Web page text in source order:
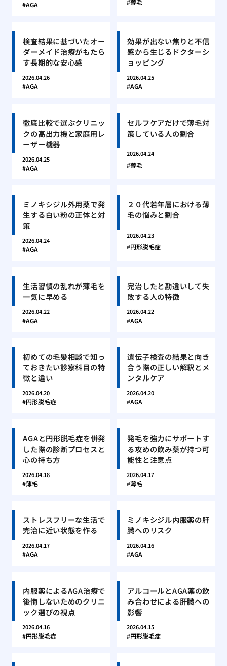
AGA 薄毛
検査結果に基づいたオー
ダーメイド治療がもたら
す長期的な安心感
2026.04.26
AGA
効果が出ない焦りと不信
感から生じるドクターシ
ョッピング
2026.04.25
AGA
徹底比較で選ぶクリニッ
クの高出力機と家庭用レ
ーザー機器
2026.04.25
AGA
セルフケアだけで薄毛対
策している人の割合
2026.04.24
薄毛
ミノキシジル外用薬で発
生する白い粉の正体と対
策
2026.04.24
AGA
２０代若年層における薄
毛の悩みと割合
2026.04.23
円形脱毛症
生活習慣の乱れが薄毛を
一気に早める
2026.04.22
AGA
完治したと勘違いして失
敗する人の特徴
2026.04.22
AGA
初めての毛髪相談で知っ
ておきたい診察科目の特
徴と違い
2026.04.20
円形脱毛症
遺伝子検査の結果と向き
合う際の正しい解釈とメ
ンタルケア
2026.04.20
AGA
AGAと円形脱毛症を併発
した際の診断プロセスと
心の持ち方
2026.04.18
薄毛
発毛を強力にサポートす
る攻めの飲み薬が持つ可
能性と注意点
2026.04.17
薄毛
ストレスフリーな生活で
完治に近い状態を作る
2026.04.17
AGA
ミノキシジル内服薬の肝
臓へのリスク
2026.04.16
AGA
内服薬によるAGA治療で
後悔しないためのクリニ
ック選びの視点
2026.04.16
円形脱毛症
アルコールとAGA薬の飲
み合わせによる肝臓への
影響
2026.04.15
円形脱毛症